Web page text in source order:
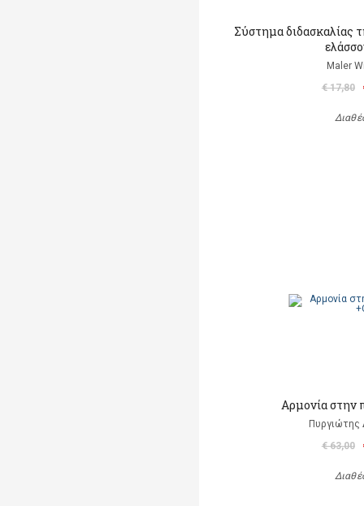
Σύστημα διδασκαλίας
Maler
€ 17,80
Αρμονία στην
Πυργιώτης
€ 63,00